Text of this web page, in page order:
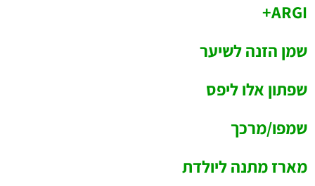
ARGI+
שמן הזנה לשיער
שפתון אלו ליפס
שמפו/מרכך
מארז מתנה ליולדת